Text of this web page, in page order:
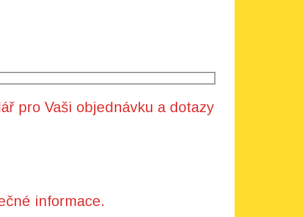
pro Vaši objednávku a dotazy
informace.